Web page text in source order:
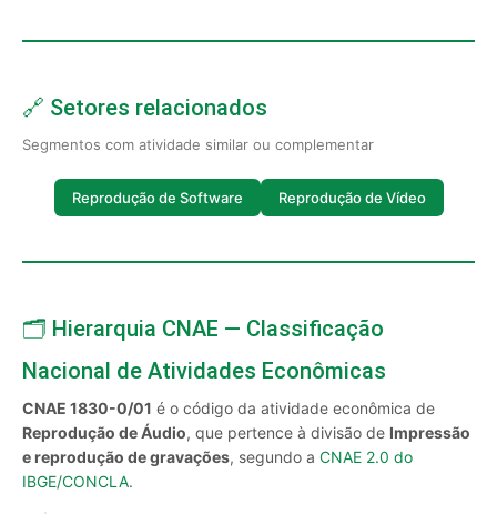
🔗 Setores relacionados
Segmentos com atividade similar ou complementar
Reprodução de Software Reprodução de Vídeo
🗂️ Hierarquia CNAE — Classificação
Nacional de Atividades Econômicas
CNAE 1830-0/01 é o código da atividade econômica de
Reprodução de Áudio, que pertence à divisão de Impressão
e reprodução de gravações, segundo a CNAE 2.0 do
IBGE/CONCLA.